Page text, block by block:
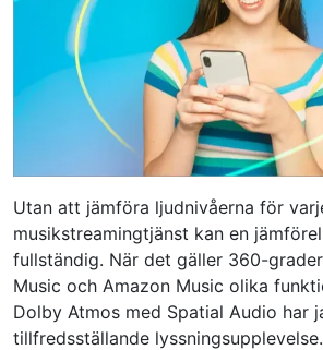
Utan att jämföra ljudnivåerna för
musikstreamingtjänst kan en
fullständig. När det gäller 360-
Music och Amazon Music olika
Dolby Atmos med Spatial Audio har
tillfredsställande